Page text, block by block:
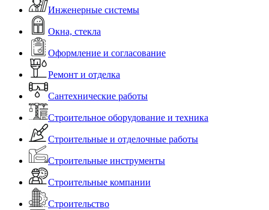
Инженерные системы
Окна, стекла
Оформление и согласование
Ремонт и отделка
Сантехнические работы
Строительное оборудование и техника
Строительные и отделочные работы
Строительные инструменты
Строительные компании
Строительство